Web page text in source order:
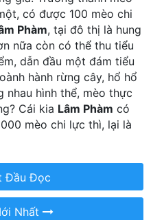
có được 100 mèo chi
Phàm, tại đô thị là hung
nữa còn có thể thu tiểu
dẫn đầu một đám tiểu
hành rừng cây, hổ hổ
nhau hình thể, mèo thực
Cái kia Lâm Phàm có
mèo chi lực thì, lại là
Đầu Đọc
Nhất